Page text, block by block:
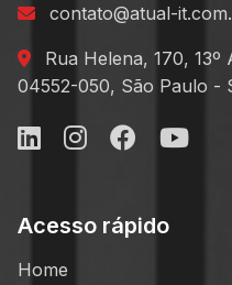
contato@atual-
Rua Helena, 170, 13º
04552-050, São Paulo -
Acesso rápido
Home